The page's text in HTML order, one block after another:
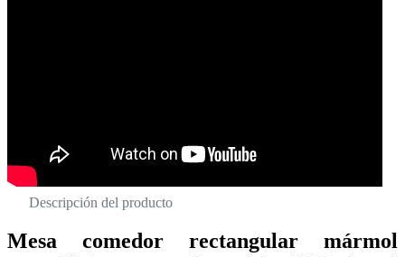
Descripción del producto
Mesa comedor rectangular mármol